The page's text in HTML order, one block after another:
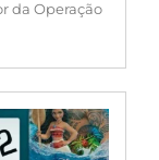
da Operação